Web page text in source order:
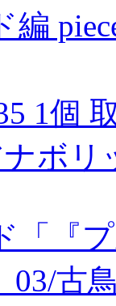
1個
ボリ
「『
03/古